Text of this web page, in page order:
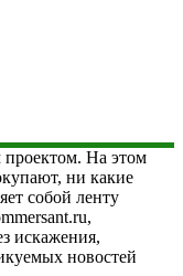
проектом. На этом
ни какие
собой ленту
искажения,
новостей